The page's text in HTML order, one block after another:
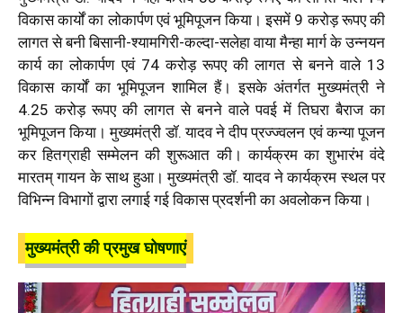
विकास कार्यों का लोकार्पण एवं भूमिपूजन किया। इसमें 9 करोड़ रूपए की
लागत से बनी बिसानी-श्यामगिरी-कल्दा-सलेहा वाया मैन्हा मार्ग के उन्नयन
कार्य का लोकार्पण एवं 74 करोड़ रूपए की लागत से बनने वाले 13
विकास कार्यों का भूमिपूजन शामिल हैं। इसके अंतर्गत मुख्यमंत्री ने
4.25 करोड़ रूपए की लागत से बनने वाले पवई में तिघरा बैराज का
भूमिपूजन किया। मुख्यमंत्री डॉ. यादव ने दीप प्रज्ज्वलन एवं कन्या पूजन
कर हितग्राही सम्मेलन की शुरूआत की। कार्यक्रम का शुभारंभ वंदे
मारतम् गायन के साथ हुआ। मुख्यमंत्री डॉ. यादव ने कार्यक्रम स्थल पर
विभिन्न विभागों द्वारा लगाई गई विकास प्रदर्शनी का अवलोकन किया।
मुख्यमंत्री की प्रमुख घोषणाएं